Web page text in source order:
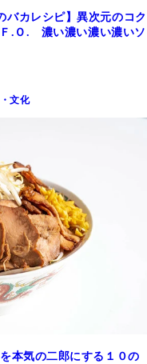
バカレシピ】異次元のコク
.Ｏ. 濃い濃い濃い濃いソ
文化
本気の二郎にする１０の